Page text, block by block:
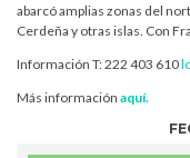
abarcó amplias zonas del
Cerdeña y otras islas. Con
Información T: 222 403 610
Más información aquí.